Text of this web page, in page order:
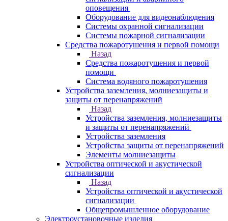
оповещения
Оборудование для видеонаблюдения
Системы охранной сигнализации
Системы пожарной сигнализации
Средства пожаротушения и первой помощи
Назад
Средства пожаротушения и первой
помощи
Система водяного пожаротушения
Устройства заземления, молниезащиты и
защиты от перенапряжений
Назад
Устройства заземления, молниезащиты
и защиты от перенапряжений
Устройства заземления
Устройства защиты от перенапряжений
Элементы молниезащиты
Устройства оптической и акустической
сигнализации
Назад
Устройства оптической и акустической
сигнализации
Общепромышленное оборудование
Электроустановочные изделия